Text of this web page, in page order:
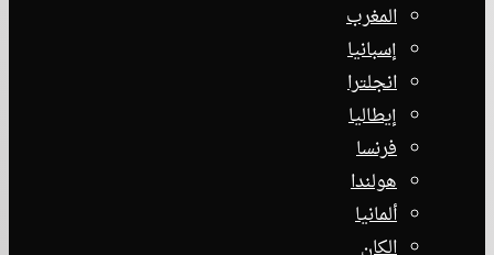
المغرب
إسبانيا
انجلترا
إيطاليا
فرنسا
هولندا
ألمانيا
الكان